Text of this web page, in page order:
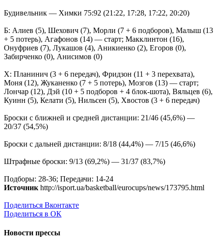
Будивельник — Химки 75:92 (21:22, 17:28, 17:22, 20:20)
Б: Алиев (5), Шехович (7), Морли (7 + 6 подборов), Малыш (13
+ 5 потерь), Агафонов (14) — старт; Макклинтон (16),
Онуфриев (7), Лукашов (4), Аникиенко (2), Егоров (0),
Забирченко (0), Анисимов (0)
Х: Планинич (3 + 6 передач), Фридзон (11 + 3 перехвата),
Моня (12), Жуканенко (7 + 5 потерь), Мозгов (13) — старт;
Лончар (12), Дэй (10 + 5 подборов + 4 блок-шота), Вяльцев (6),
Куинн (5), Келати (5), Нильсен (5), Хвостов (3 + 6 передач)
Броски с ближней и средней дистанции: 21/46 (45,6%) —
20/37 (54,5%)
Броски с дальней дистанции: 8/18 (44,4%) — 7/15 (46,6%)
Штрафные броски: 9/13 (69,2%) — 31/37 (83,7%)
Подборы: 28-36; Передачи: 14-24
Источник http://isport.ua/basketball/eurocups/news/173795.html
Поделиться Вконтакте
Поделиться в ОК
Новости прессы